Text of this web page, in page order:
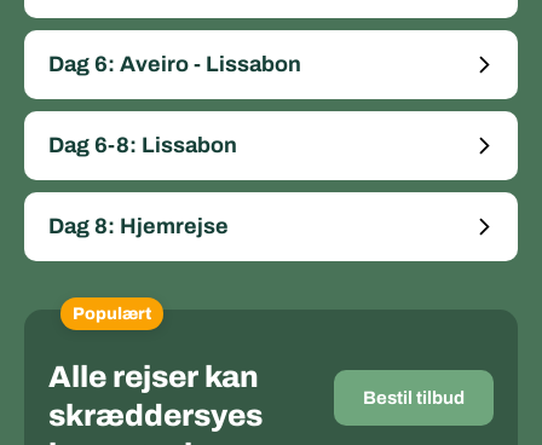
Dag 6: Aveiro - Lissabon
Dag 6-8: Lissabon
Dag 8: Hjemrejse
Populært
Alle rejser kan
skræddersyes
Bestil tilbud